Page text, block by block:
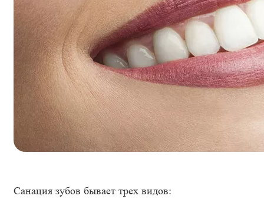
Санация зубов бывает трех видов: